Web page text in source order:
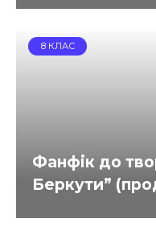
8 КЛАС
Фанфік до
Беркути”